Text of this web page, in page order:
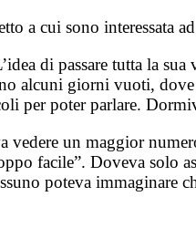
a cui sono interessata
di passare tutta la
alcuni giorni vuoti,
per poter parlare.
un maggior
facile”. Doveva solo
poteva immaginare